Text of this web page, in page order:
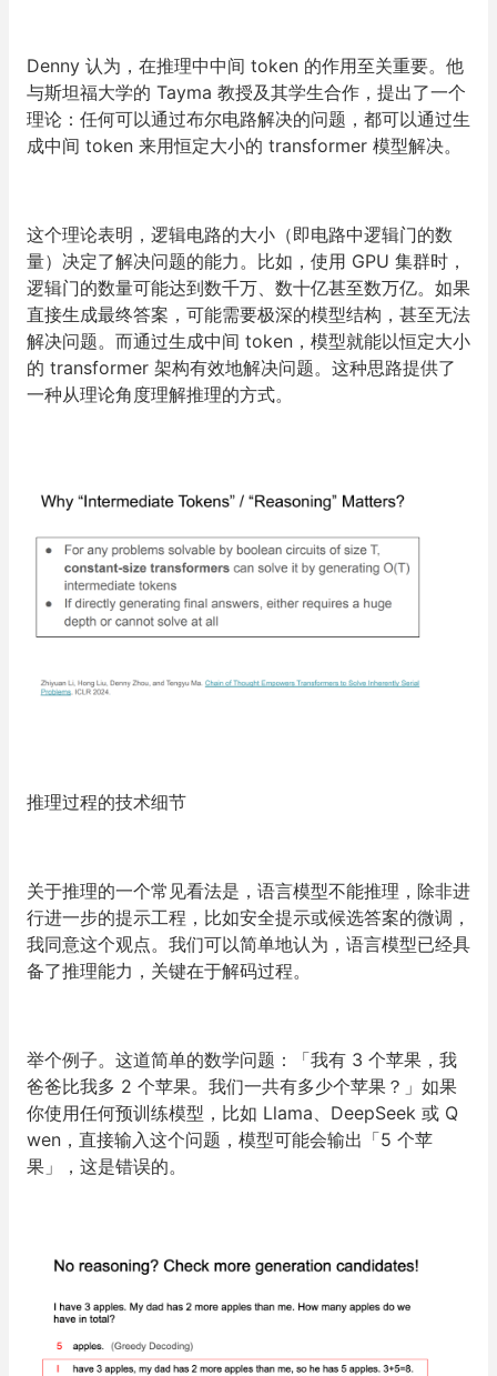
Denny 认为，在推理中中间 token 的作用至关重要。他
与斯坦福大学的 Tayma 教授及其学生合作，提出了一个
理论：任何可以通过布尔电路解决的问题，都可以通过生
成中间 token 来用恒定大小的 transformer 模型解决。
这个理论表明，逻辑电路的大小（即电路中逻辑门的数
量）决定了解决问题的能力。比如，使用 GPU 集群时，
逻辑门的数量可能达到数千万、数十亿甚至数万亿。如果
直接生成最终答案，可能需要极深的模型结构，甚至无法
解决问题。而通过生成中间 token，模型就能以恒定大小
的 transformer 架构有效地解决问题。这种思路提供了
一种从理论角度理解推理的方式。
推理过程的技术细节
关于推理的一个常见看法是，语言模型不能推理，除非进
行进一步的提示工程，比如安全提示或候选答案的微调，
我同意这个观点。我们可以简单地认为， 语言模型已经具
备了推理能力，关键在于解码过程。
举个例子。这道简单的数学问题：「我有 3 个苹果，我
爸爸比我多 2 个苹果。我们一共有多少个苹果？」如果
你使用任何预训练模型，比如 Llama、DeepSeek 或 Q
wen，直接输入这个问题，模型可能会输出「5 个苹
果」，这是错误的。